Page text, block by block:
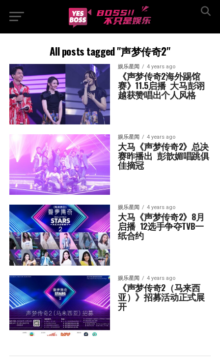
All posts tagged "声梦传奇2"
娱乐星闻 4 years ago
《声梦传奇2海外踢馆
赛》11.5启播  大马彭诩
越获赞唱出个人风格
娱乐星闻 4 years ago
大马《声梦传奇2》总决
赛昨播出  彭歆媚唱跳俱
佳摘冠
娱乐星闻 4 years ago
大马《声梦传奇2》8月
启播  12选手争夺TVB一
纸合约
娱乐星闻 4 years ago
《声梦传奇2（马来西
亚）》招募活动正式展
开